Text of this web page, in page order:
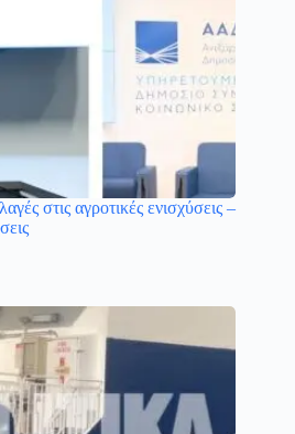
στις αγροτικές ενισχύσεις –